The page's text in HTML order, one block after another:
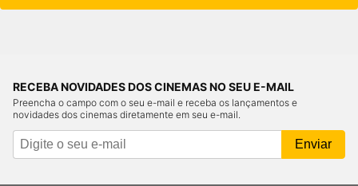
RECEBA NOVIDADES DOS CINEMAS NO SEU E-MAIL
Preencha o campo com o seu e-mail e receba os lançamentos e
novidades dos cinemas diretamente em seu e-mail.